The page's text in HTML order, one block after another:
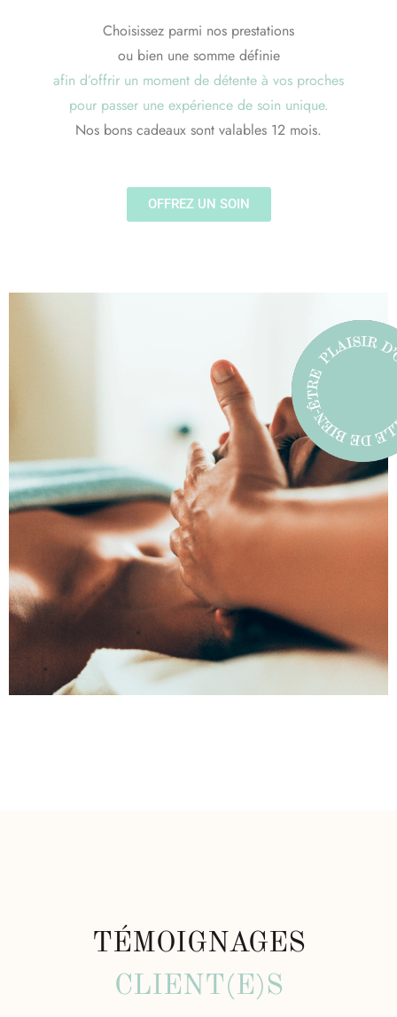
Choisissez parmi nos prestations
ou bien une somme définie
afin d’offrir un moment de détente à vos proches
pour passer une expérience de soin unique.
Nos bons cadeaux sont valables 12 mois.
OFFREZ UN SOIN
TÉMOIGNAGES
CLIENT(E)S